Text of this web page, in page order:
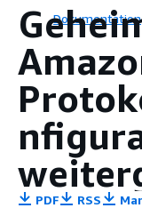
Dokumentation
PDF RSS